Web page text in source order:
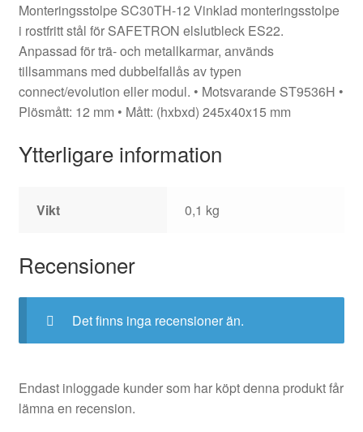
Monteringsstolpe SC30TH-12 Vinklad monteringsstolpe
i rostfritt stål för SAFETRON elslutbleck ES22.
Anpassad för trä- och metallkarmar, används
tillsammans med dubbelfallås av typen
connect/evolution eller modul. • Motsvarande ST9536H •
Plösmått: 12 mm • Mått: (hxbxd) 245x40x15 mm
Ytterligare information
Vikt 0,1 kg
Recensioner
Det finns inga recensioner än.
Endast inloggade kunder som har köpt denna produkt får
lämna en recension.